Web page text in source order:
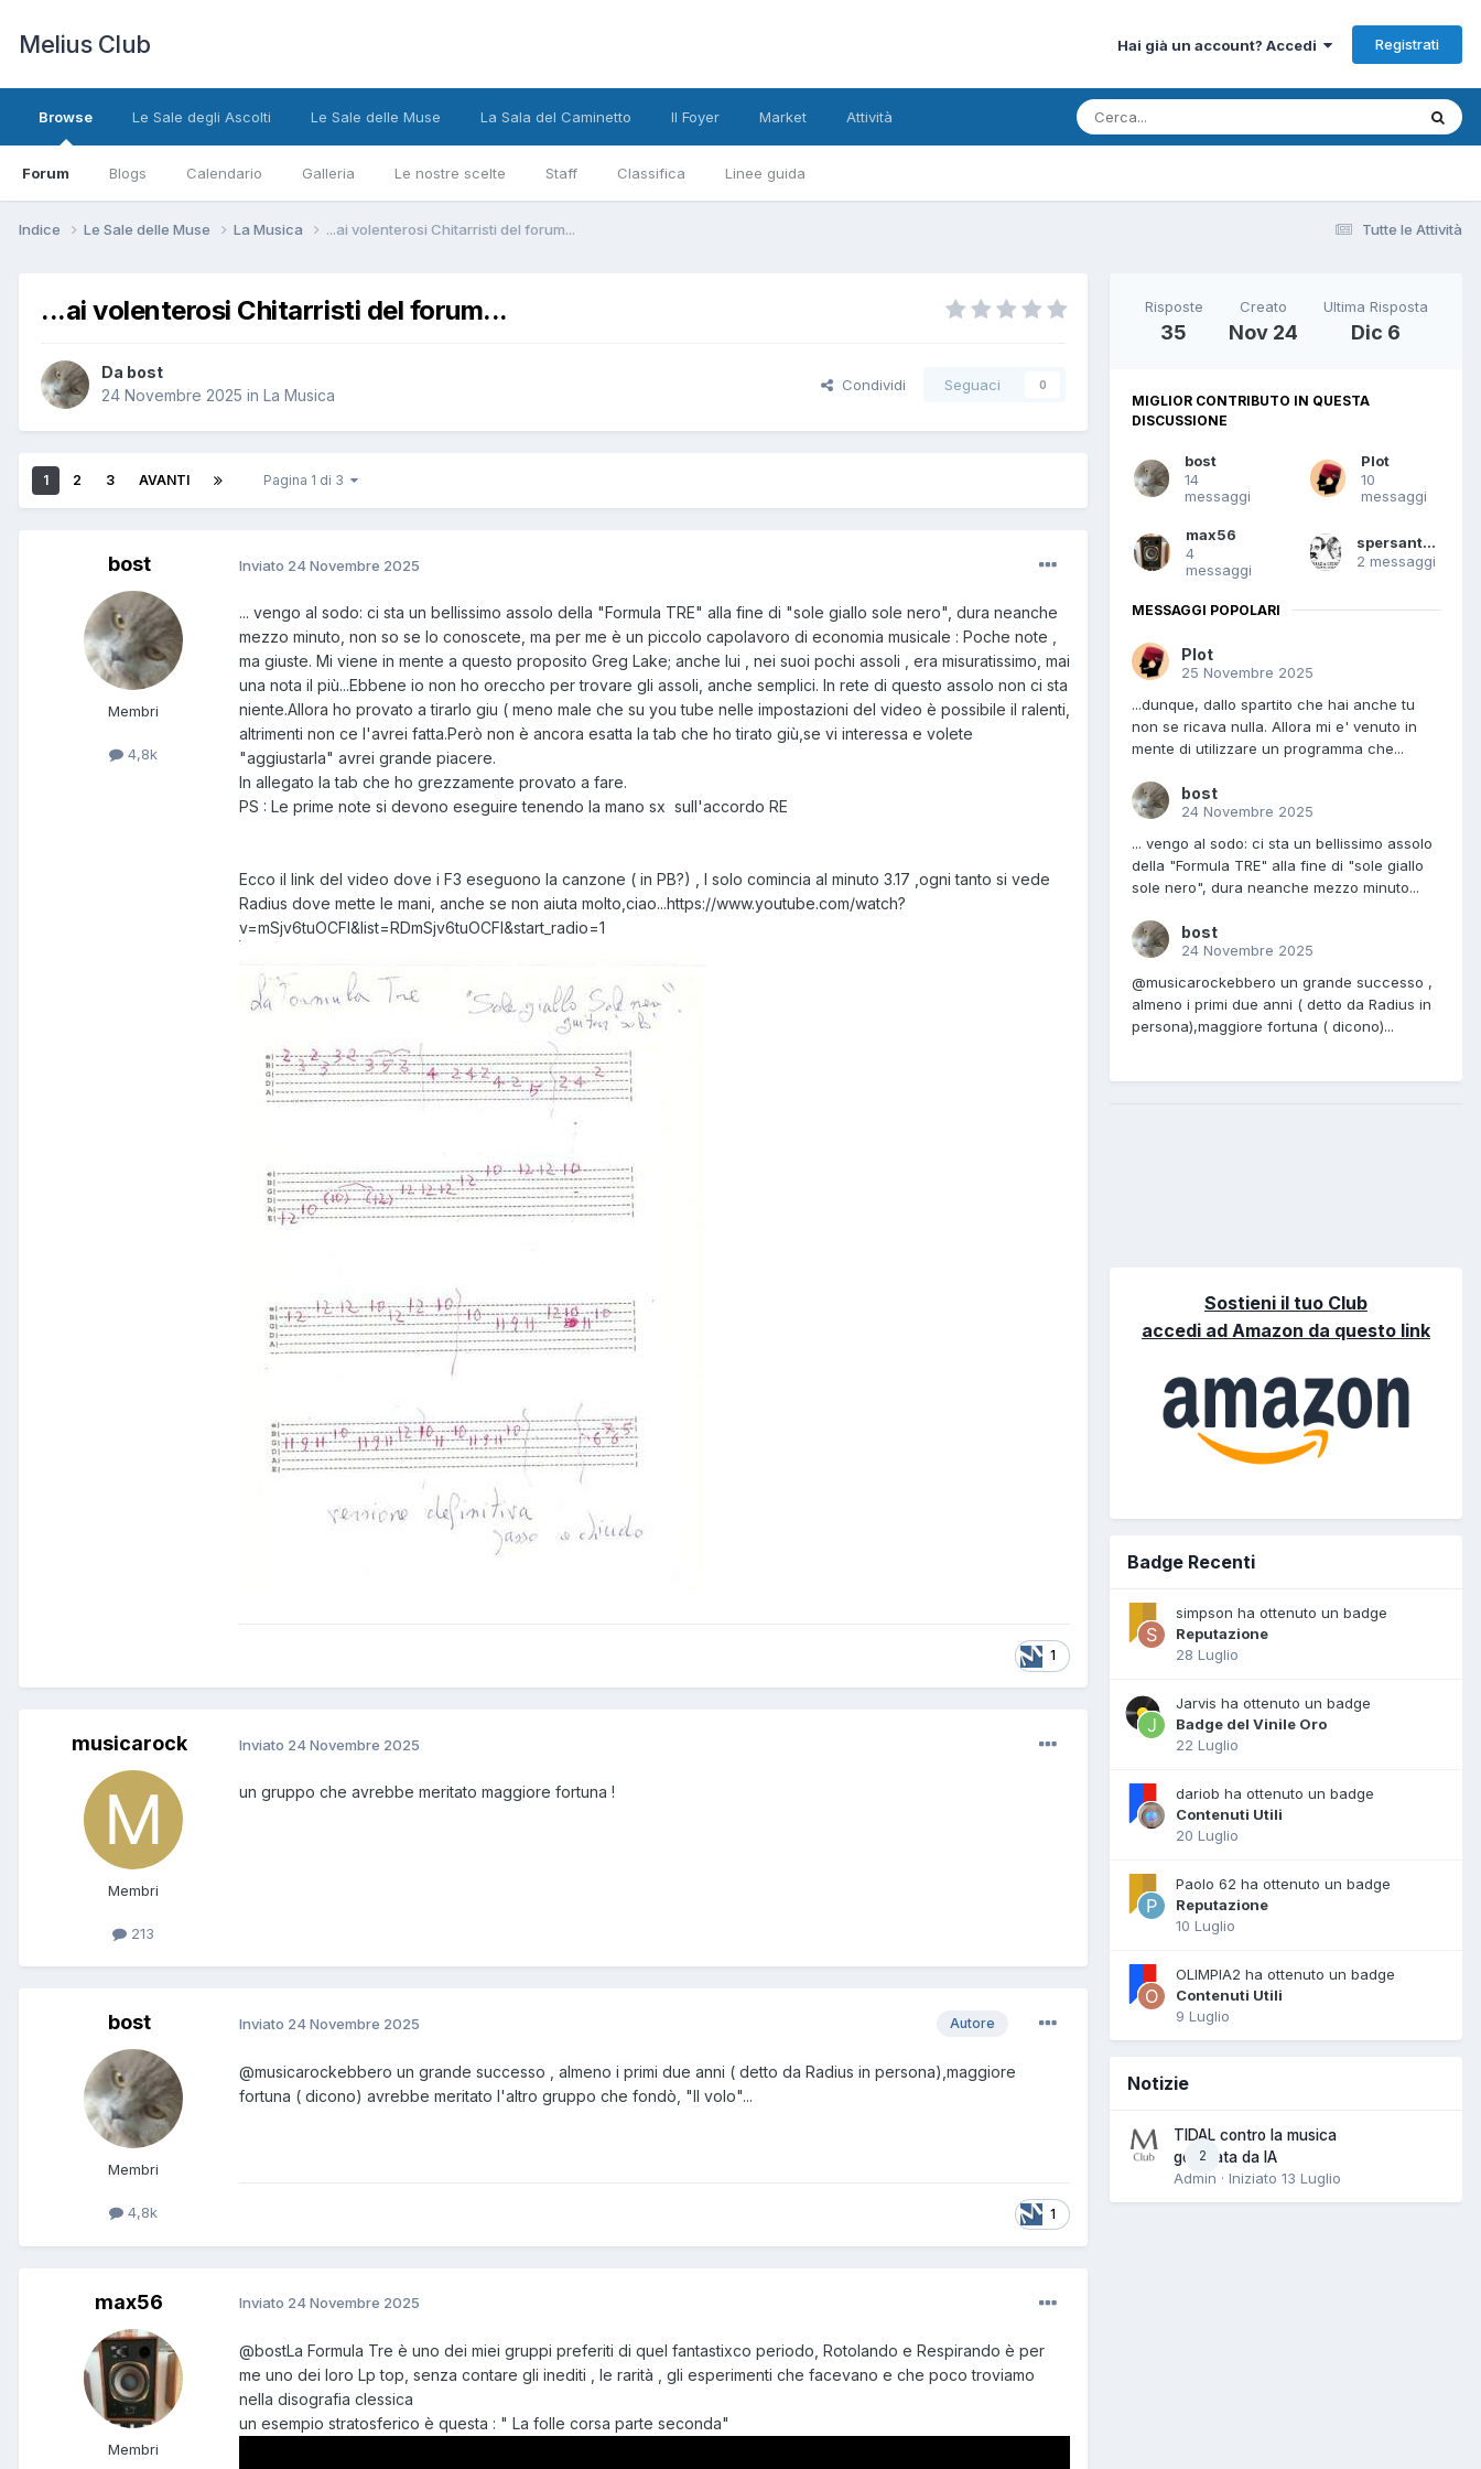
Melius Club Hai già un account? Accedi Registrati
Browse
Forum Blogs Calendario Galleria Le nostre scelte Staff Classifica Linee guida
Le Sale degli Ascolti Le Sale delle Muse La Sala del Caminetto Il Foyer Market Attività
Tutte le Attività
Indice Le Sale delle Muse La Musica ...ai volenterosi Chitarristi del forum...
...ai volenterosi Chitarristi del forum...
Da bost
24 Novembre 2025 in La Musica
Condividi Seguaci 0
1 2 3 AVANTI Pagina 1 di 3
bost
Membri
4,8k
Inviato 24 Novembre 2025
... vengo al sodo: ci sta un bellissimo assolo della "Formula TRE" alla fine di "sole giallo sole nero", dura neanche
mezzo minuto, non so se lo conoscete, ma per me è un piccolo capolavoro di economia musicale : Poche note ,
ma giuste. Mi viene in mente a questo proposito Greg Lake; anche lui , nei suoi pochi assoli , era misuratissimo, mai
una nota il più...Ebbene io non ho oreccho per trovare gli assoli, anche semplici. In rete di questo assolo non ci sta
niente.Allora ho provato a tirarlo giu ( meno male che su you tube nelle impostazioni del video è possibile il ralenti,
altrimenti non ce l'avrei fatta.Però non è ancora esatta la tab che ho tirato giù,se vi interessa e volete
"aggiustarla" avrei grande piacere.
In allegato la tab che ho grezzamente provato a fare.
PS : Le prime note si devono eseguire tenendo la mano sx sull'accordo RE
Ecco il link del video dove i F3 eseguono la canzone ( in PB?) , I solo comincia al minuto 3.17 ,ogni tanto si vede
Radius dove mette le mani, anche se non aiuta molto,ciao...https://www.youtube.com/watch?
v=mSjv6tuOCFI&list=RDmSjv6tuOCFI&start_radio=1
1
musicarock
Membri
213
Inviato 24 Novembre 2025
un gruppo che avrebbe meritato maggiore fortuna !
bost
Membri
4,8k
Autore
Inviato 24 Novembre 2025
@musicarockebbero un grande successo , almeno i primi due anni ( detto da Radius in persona),maggiore
fortuna ( dicono) avrebbe meritato l'altro gruppo che fondò, "Il volo"...
1
max56
Membri
Inviato 24 Novembre 2025
@bostLa Formula Tre è uno dei miei gruppi preferiti di quel fantastixco periodo, Rotolando e Respirando è per
me uno dei loro Lp top, senza contare gli inediti , le rarità , gli esperimenti che facevano e che poco troviamo
nella disografia clessica
un esempio stratosferico è questa : " La folle corsa parte seconda"
Risposte
35
Creato
Nov 24
Ultima Risposta
Dic 6
MIGLIOR CONTRIBUTO IN QUESTA
DISCUSSIONE
bost
14
messaggi
Plot
10
messaggi
max56
4
messaggi
spersanti276
2 messaggi
MESSAGGI POPOLARI
Plot
25 Novembre 2025
...dunque, dallo spartito che hai anche tu
non se ricava nulla. Allora mi e' venuto in
mente di utilizzare un programma che...
bost
24 Novembre 2025
... vengo al sodo: ci sta un bellissimo assolo
della "Formula TRE" alla fine di "sole giallo
sole nero", dura neanche mezzo minuto...
bost
24 Novembre 2025
@musicarockebbero un grande successo ,
almeno i primi due anni ( detto da Radius in
persona),maggiore fortuna ( dicono)...
Sostieni il tuo Club
accedi ad Amazon da questo link
Badge Recenti
simpson ha ottenuto un badge
Reputazione
28 Luglio
Jarvis ha ottenuto un badge
Badge del Vinile Oro
22 Luglio
dariob ha ottenuto un badge
Contenuti Utili
20 Luglio
Paolo 62 ha ottenuto un badge
Reputazione
10 Luglio
OLIMPIA2 ha ottenuto un badge
Contenuti Utili
9 Luglio
Notizie
2
TIDAL contro la musica
generata da IA
Admin · Iniziato 13 Luglio